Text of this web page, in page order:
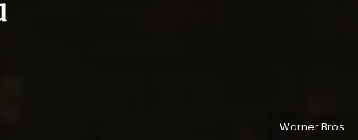
Warner Bros.